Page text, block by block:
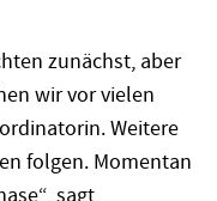
zunächst, aber
wir vor vielen
Weitere
folgen. Momentan